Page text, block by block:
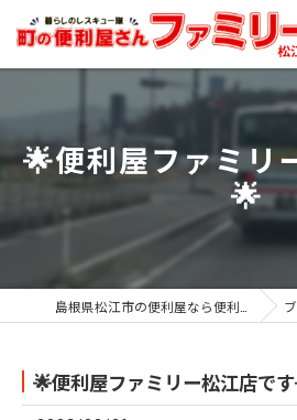
🌟便利屋ファミリ
🌟
ブログ
🌟便利屋ファミリー松江店で